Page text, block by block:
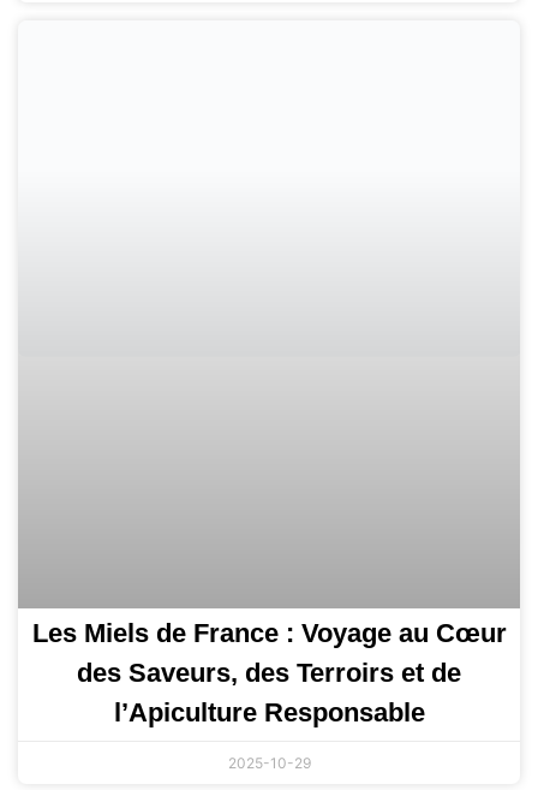
Les Miels de France : Voyage au Cœur
des Saveurs, des Terroirs et de
l’Apiculture Responsable
2025-10-29